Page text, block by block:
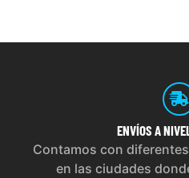
ENVÍOS A
Contamos con
en las ciudades